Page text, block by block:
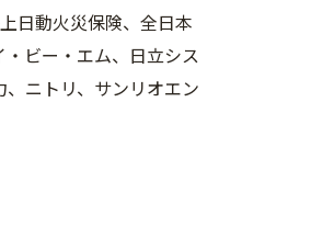
日動火災保険、全日本
ビー・エム、日立シス
ニトリ、サンリオエン